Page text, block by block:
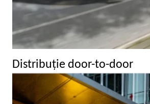
Distribuţie door-to-door